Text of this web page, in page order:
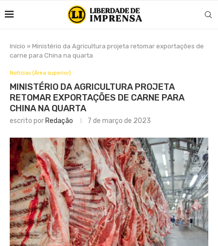
Início » Ministério da Agricultura projeta retomar exportações de
carne para China na quarta
Notícias (Área superior)
MINISTÉRIO DA AGRICULTURA PROJETA
RETOMAR EXPORTAÇÕES DE CARNE PARA
CHINA NA QUARTA
escrito por Redação 7 de março de 2023